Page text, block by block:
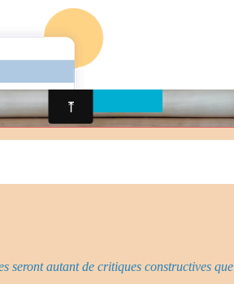
seront autant de critiques constructives que